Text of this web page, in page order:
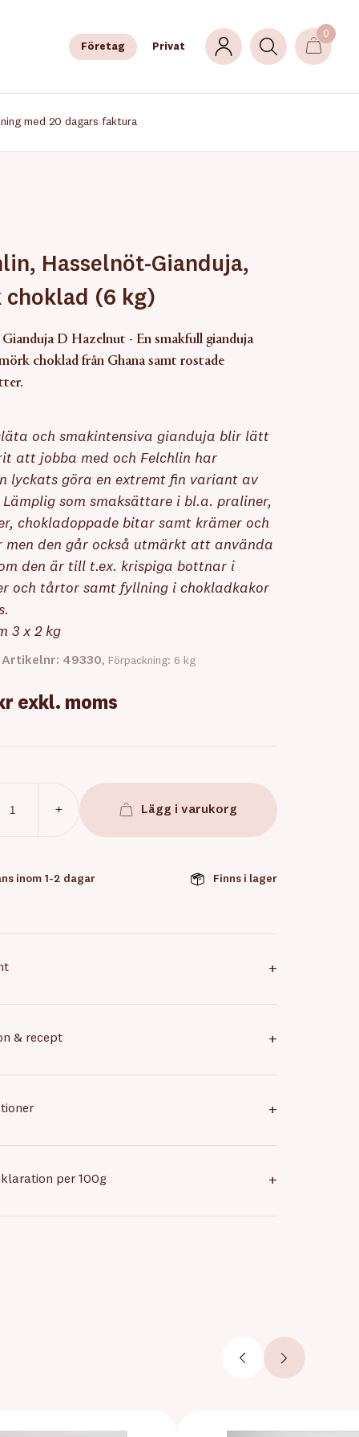
Företag Privat
0
med 20 dagars faktura
Hasselnöt-Gianduja,
choklad (6 kg)
D Hazelnut - En smakfull gianduja
choklad från Ghana samt rostade
och smakintensiva gianduja blir lätt
att jobba med och Felchlin har
lyckats göra en extremt fin variant av
som smaksättare i bl.a. praliner,
chokladoppade bitar samt krämer och
men den går också utmärkt att använda
den är till t.ex. krispiga bottnar i
och tårtor samt fyllning i chokladkakor
3 x 2 kg
Artikelnr: 49330, Förpackning: 6 kg
exkl. moms
+ Lägg i varukorg
inom 1-2 dagar Finns i lager
+
& recept +
+
per 100g +